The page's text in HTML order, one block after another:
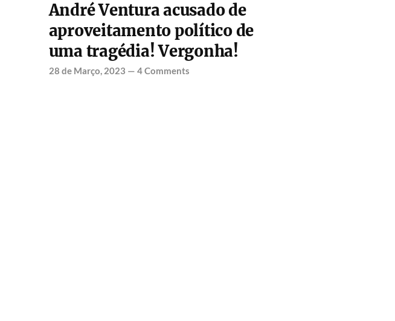
André Ventura acusado de
aproveitamento político de
uma tragédia! Vergonha!
28 de Março, 2023 — 4 Comments